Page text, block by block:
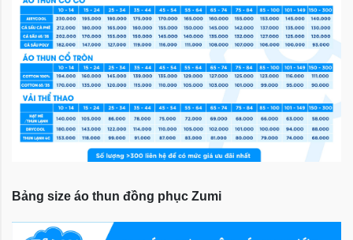
Bảng size áo thun đồng phục Zumi